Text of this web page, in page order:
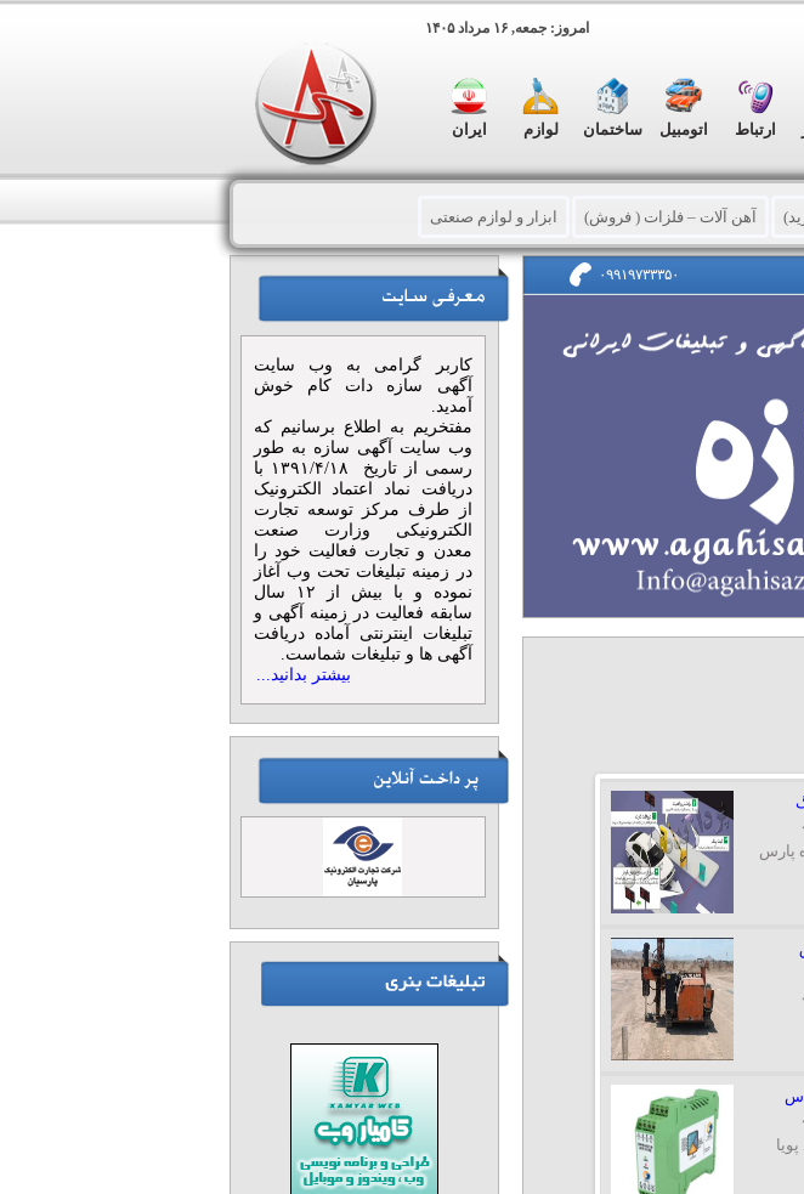
امروز: جمعه, ۱۶ مرداد ۱۴۰۵
ارتباط اتومبیل ساختمان لوازم ایران
آهن آلات – فلزات ( فروش) ابزار و لوازم صنعتی
پرسکاری - تراشکاری کشاورزی – دامداری و دامپروری
کارتن
اتوماسیون صنعتی
لوله و اتصالات صنعتی کوره ذوب فلزات
۰۹۹۱۹۷۳۳۳۵۰
پارس
کاربر گرامی به وب سایت
آگهی سازه دات کام خوش
آمدید.
مفتخریم به اطلاع برسانیم که
وب سایت آگهی سازه به طور
رسمی از تاریخ ۱۳۹۱/۴/۱۸ با
دریافت نماد اعتماد الکترونیک
از طرف مرکز توسعه تجارت
الکترونیکی وزارت صنعت
معدن و تجارت فعالیت خود را
در زمینه تبلیغات تحت وب آغاز
نموده و با بیش از ۱۲ سال
سابقه فعالیت در زمینه آگهی و
تبلیغات اینترنتی آماده دریافت
آگهی ها و تبلیغات شماست.
بیشتر بدانید...